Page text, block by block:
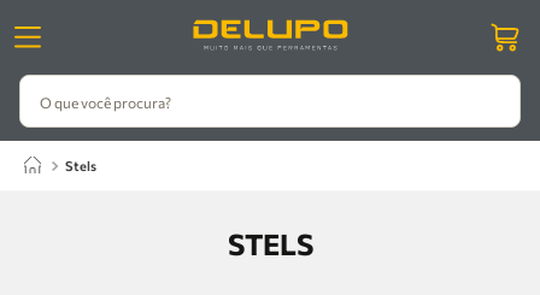
O que você procura?
stels
STELS